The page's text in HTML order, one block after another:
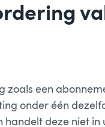
een
onder één
deze niet